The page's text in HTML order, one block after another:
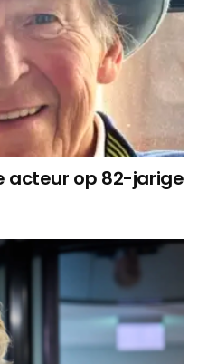
acteur op 82-jarige